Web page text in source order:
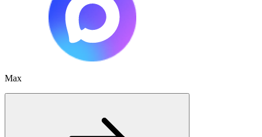
Max